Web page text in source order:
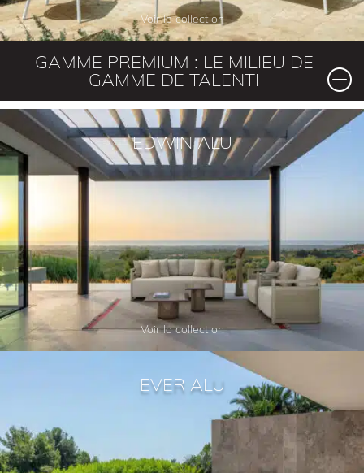
Voir la collection
GAMME PREMIUM : LE MILIEU DE
GAMME DE TALENTI
EDWIN ALU
Voir la collection
EVER ALU